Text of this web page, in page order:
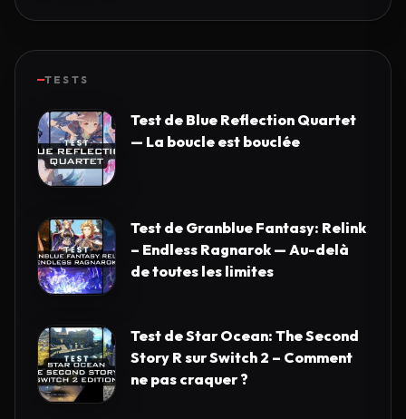
TESTS
Test de Blue Reflection Quartet
— La boucle est bouclée
Test de Granblue Fantasy: Relink
– Endless Ragnarok — Au-delà
de toutes les limites
Test de Star Ocean: The Second
Story R sur Switch 2 – Comment
ne pas craquer ?